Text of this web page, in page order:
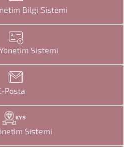
Bilgi Sistemi
Sistemi
Posta
Sistemi